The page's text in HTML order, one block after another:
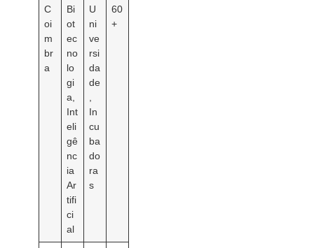
C
oi
m
br
a
Bi
ot
ec
no
lo
gi
a,
Int
eli
gê
nc
ia
Ar
tifi
ci
al
U
ni
ve
rsi
da
de
In
cu
ba
do
ra
s
60
+